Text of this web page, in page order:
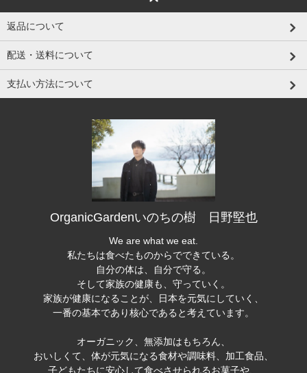
返品について
配送・送料について
支払い方法について
OrganicGardenいのちの樹 日野堅也
We are what we eat.
私たちは食べたものからでできている。
自分の体は、自分で守る。
そして家族の健康も、守っていく。
家族が健康になることが、日本を元気にしていく、
一番の基本であり核心であると考えています。
オーガニック、無添加はもちろん、
おいしくて、体が元気になる食材や調味料、加工食品、
子どもたちに安心して食べさせられるお菓子や、